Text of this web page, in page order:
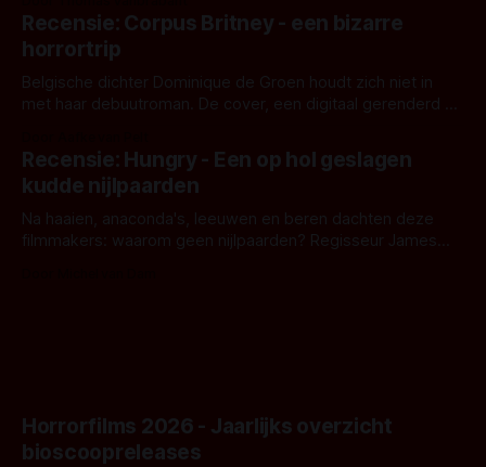
'Skeletons', een nieuwe creature feature waarvoor de
opnames zijn gestart in Australië.
Recensie: Corpus Britney - een bizarre
horrortrip
Belgische dichter Dominique de Groen houdt zich niet in
met haar debuutroman. De cover, een digitaal gerenderd en
achtergrond, belooft iets kleurrijks maar onheilspellends,
iets ongrijpbaars. En dat maakt De Groen met ieder woord
waar.
Recensie: Hungry - Een op hol geslagen
kudde nijlpaarden
Na haaien, anaconda's, leeuwen en beren dachten deze
filmmakers: waarom geen nijlpaarden? Regisseur James
Horrorfilms 2026 - Jaarlijks overzicht
bioscoopreleases